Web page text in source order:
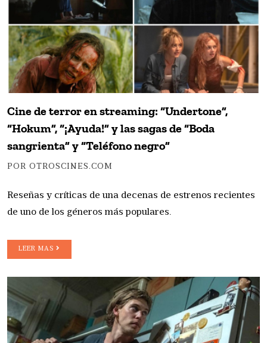
Cine de terror en streaming: “Undertone”,
“Hokum”, “¡Ayuda!” y las sagas de “Boda
sangrienta” y “Teléfono negro”
POR OTROSCINES.COM
Reseñas y críticas de una decenas de estrenos recientes
de uno de los géneros más populares.
LEER MAS